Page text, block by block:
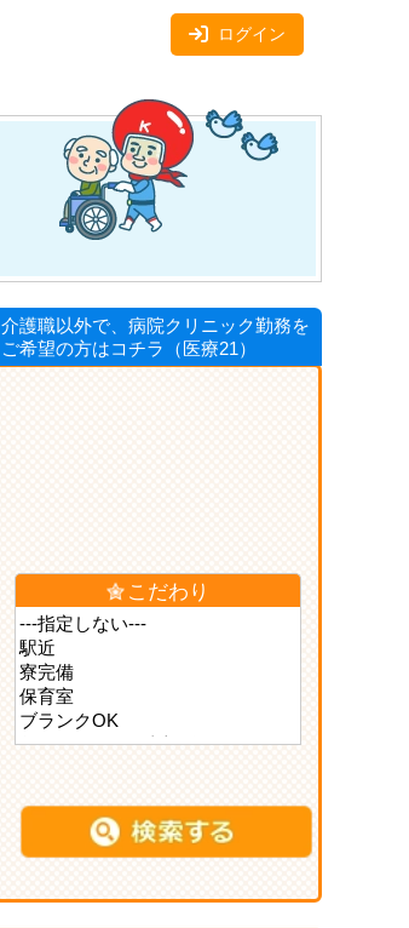
ログイン
介護職以外で、病院クリニック勤務を
ご希望の方はコチラ（医療21）
こだわり